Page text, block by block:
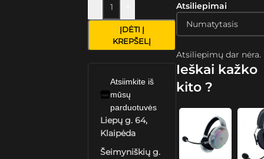
ĮDĖTI Į
KREPŠELĮ
Atsiimkite iš
mūsų
parduotuvės
Liepų g. 64,
Klaipėda
Šeimyniškių g.
Atsiliepimai
Atsiliepimų dar nėra.
Ieškai kažko
kito ?